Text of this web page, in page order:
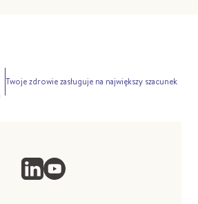
Twoje zdrowie zasługuje na największy szacunek